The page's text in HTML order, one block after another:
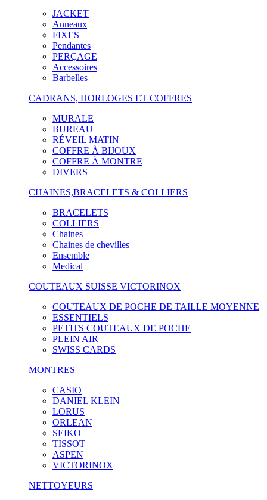
JACKET
Anneaux
FIXES
Pendantes
PERÇAGE
Accessoires
Barbelles
CADRANS, HORLOGES ET COFFRES
MURALE
BUREAU
RÉVEIL MATIN
COFFRE À BIJOUX
COFFRE À MONTRE
DIVERS
CHAINES,BRACELETS & COLLIERS
BRACELETS
COLLIERS
Chaines
Chaines de chevilles
Ensemble
Medical
COUTEAUX SUISSE VICTORINOX
COUTEAUX DE POCHE DE TAILLE MOYENNE
ESSENTIELS
PETITS COUTEAUX DE POCHE
PLEIN AIR
SWISS CARDS
MONTRES
CASIO
DANIEL KLEIN
LORUS
ORLEAN
SEIKO
TISSOT
ASPEN
VICTORINOX
NETTOYEURS